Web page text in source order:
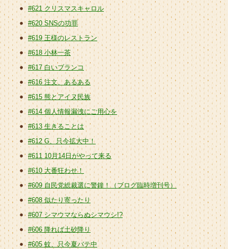
#621 クリスマスキャロル
#620 SNSの功罪
#619 王様のレストラン
#618 小林一茶
#617 白いブランコ
#616 注文、あるある
#615 熊とアイヌ民族
#614 個人情報漏洩にご用心を
#613 生きることは
#612 G、只今拡大中！
#611 10月14日がやって来る
#610 大番狂わせ！
#609 自民党総裁選に警鐘！（ブログ臨時増刊号）
#608 似たり寄ったり
#607 シマウマならぬシマウシ!?
#606 降れば土砂降り
#605 蚊、只今夏バテ中